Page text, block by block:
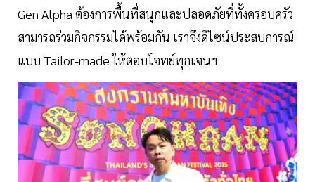
Gen Alpha ต้องการพื้นที่สนุกและปลอดภัยที่ทั้งครอบครัว
สามารถร่วมกิจกรรมได้พร้อมกัน เราจึงดีไซน์ประสบการณ์
แบบ Tailor-made ให้ตอบโจทย์ทุกเจนฯ